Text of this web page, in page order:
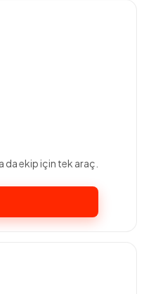
da ekip için tek araç.